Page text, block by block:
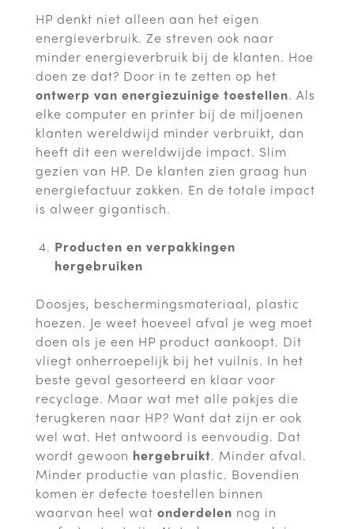
HP denkt niet alleen aan het eigen
energieverbruik. Ze streven ook naar
minder energieverbruik bij de klanten. Hoe
doen ze dat? Door in te zetten op het
ontwerp van energiezuinige toestellen. Als
elke computer en printer bij de miljoenen
klanten wereldwijd minder verbruikt, dan
heeft dit een wereldwijde impact. Slim
gezien van HP. De klanten zien graag hun
energiefactuur zakken. En de totale impact
is alweer gigantisch.
Producten en verpakkingen
hergebruiken
Doosjes, beschermingsmateriaal, plastic
hoezen. Je weet hoeveel afval je weg moet
doen als je een HP product aankoopt. Dit
vliegt onherroepelijk bij het vuilnis. In het
beste geval gesorteerd en klaar voor
recyclage. Maar wat met alle pakjes die
terugkeren naar HP? Want dat zijn er ook
wel wat. Het antwoord is eenvoudig. Dat
wordt gewoon hergebruikt. Minder afval.
Minder productie van plastic. Bovendien
komen er defecte toestellen binnen
waarvan heel wat onderdelen nog in